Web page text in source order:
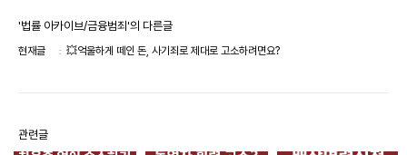
'법률 아카이브/금융범죄'의 다른글
현재글 💥억울하게 떼인 돈, 사기죄로 제대로 고소하려면요?
관련글